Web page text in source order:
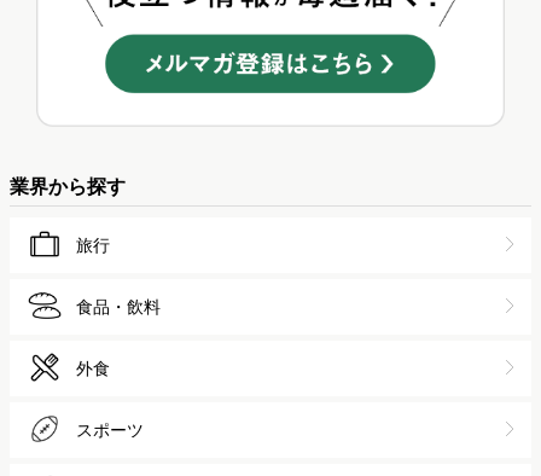
業界から探す
旅行
食品・飲料
外食
スポーツ